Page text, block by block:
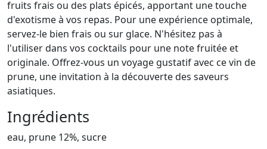
fruits frais ou des plats épicés, apportant une touche
d'exotisme à vos repas. Pour une expérience optimale,
servez-le bien frais ou sur glace. N'hésitez pas à
l'utiliser dans vos cocktails pour une note fruitée et
originale. Offrez-vous un voyage gustatif avec ce vin de
prune, une invitation à la découverte des saveurs
asiatiques.
Ingrédients
eau, prune 12%, sucre